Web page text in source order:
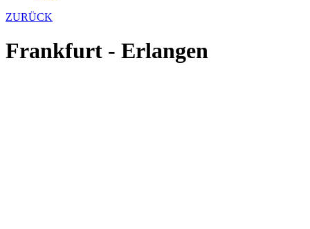
ZURÜCK
Frankfurt - Erlangen